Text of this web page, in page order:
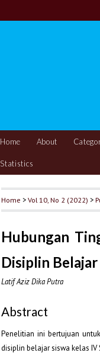
Home About
Statistics
Home >Vol 10, No 2 (2022) >
Hubungan
Disiplin Belajar
Latif Aziz Dika Putra
Abstract
Penelitian ini bertujuan
disiplin belajar siswa kelas IV